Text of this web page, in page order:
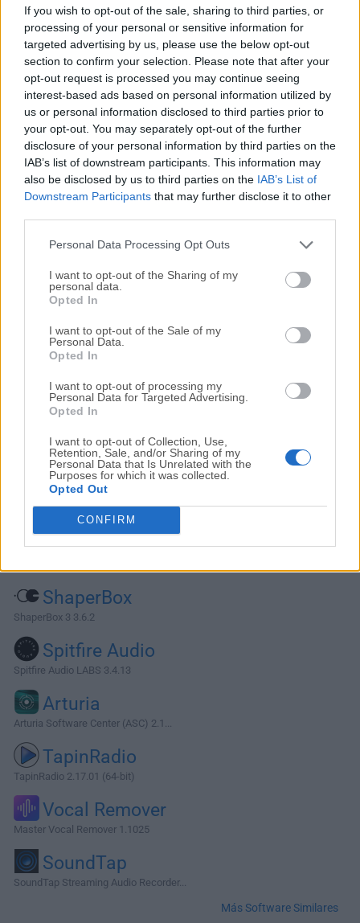
If you wish to opt-out of the sale, sharing to third parties, or
processing of your personal or sensitive information for
targeted advertising by us, please use the below opt-out
section to confirm your selection. Please note that after your
opt-out request is processed you may continue seeing
interest-based ads based on personal information utilized by
us or personal information disclosed to third parties prior to
your opt-out. You may separately opt-out of the further
disclosure of your personal information by third parties on the
IAB’s list of downstream participants. This information may
also be disclosed by us to third parties on the IAB’s List of
Downstream Participants that may further disclose it to other
Personal Data Processing Opt Outs
I want to opt-out of the Sharing of my
personal data.
Opted In
I want to opt-out of the Sale of my
Personal Data.
Opted In
I want to opt-out of processing my
Personal Data for Targeted Advertising.
Opted In
I want to opt-out of Collection, Use,
Retention, Sale, and/or Sharing of my
Personal Data that Is Unrelated with the
Purposes for which it was collected.
Opted Out
CONFIRM
básico diseñado para principiantes que desean explorar el
mundo del DJing sin comprometerse con un software
premium. Es una versión simplificada de Serato DJ Pro,
que ofrece herramientas básicas de mezcla, gestión de
biblioteca y compatibilidad con hardware.El programa
Serato DJ Lite a menudo se incluye con controladores de
DJ de nivel básico y permite a los usuarios mezclar música
utilizando una interfaz sencilla, lo que lo convierte en un
excelente punto de partida para aspirantes a DJs.
Características ClaveMezcla de dos platos – Permite
Funciona con muchos contro...
Alternativas y Software Similar
ShaperBox
ShaperBox 3 3.6.2
Spitfire Audio
Spitfire Audio LABS 3.4.13
Arturia
Arturia Software Center (ASC) 2.1...
TapinRadio
TapinRadio 2.17.01 (64-bit)
Vocal Remover
Master Vocal Remover 1.1025
SoundTap
SoundTap Streaming Audio Recorder...
Más Software Similares